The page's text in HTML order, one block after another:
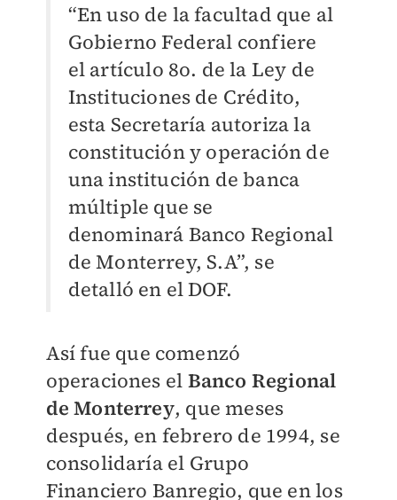
“En uso de la facultad que al
Gobierno Federal confiere
el artículo 8o. de la Ley de
Instituciones de Crédito,
esta Secretaría autoriza la
constitución y operación de
una institución de banca
múltiple que se
denominará Banco Regional
de Monterrey, S.A”, se
detalló en el DOF.
Así fue que comenzó
operaciones el Banco Regional
de Monterrey, que meses
después, en febrero de 1994, se
consolidaría el Grupo
Financiero Banregio, que en los